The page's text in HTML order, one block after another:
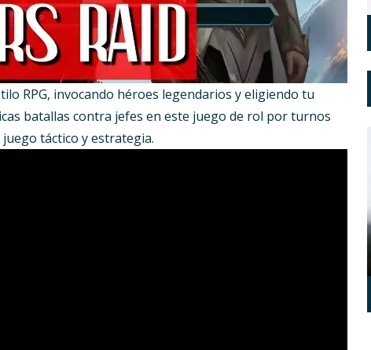
RPG, invocando héroes legendarios y eligiendo tu
batallas contra jefes en este juego de rol por turnos
táctico y estrategia.